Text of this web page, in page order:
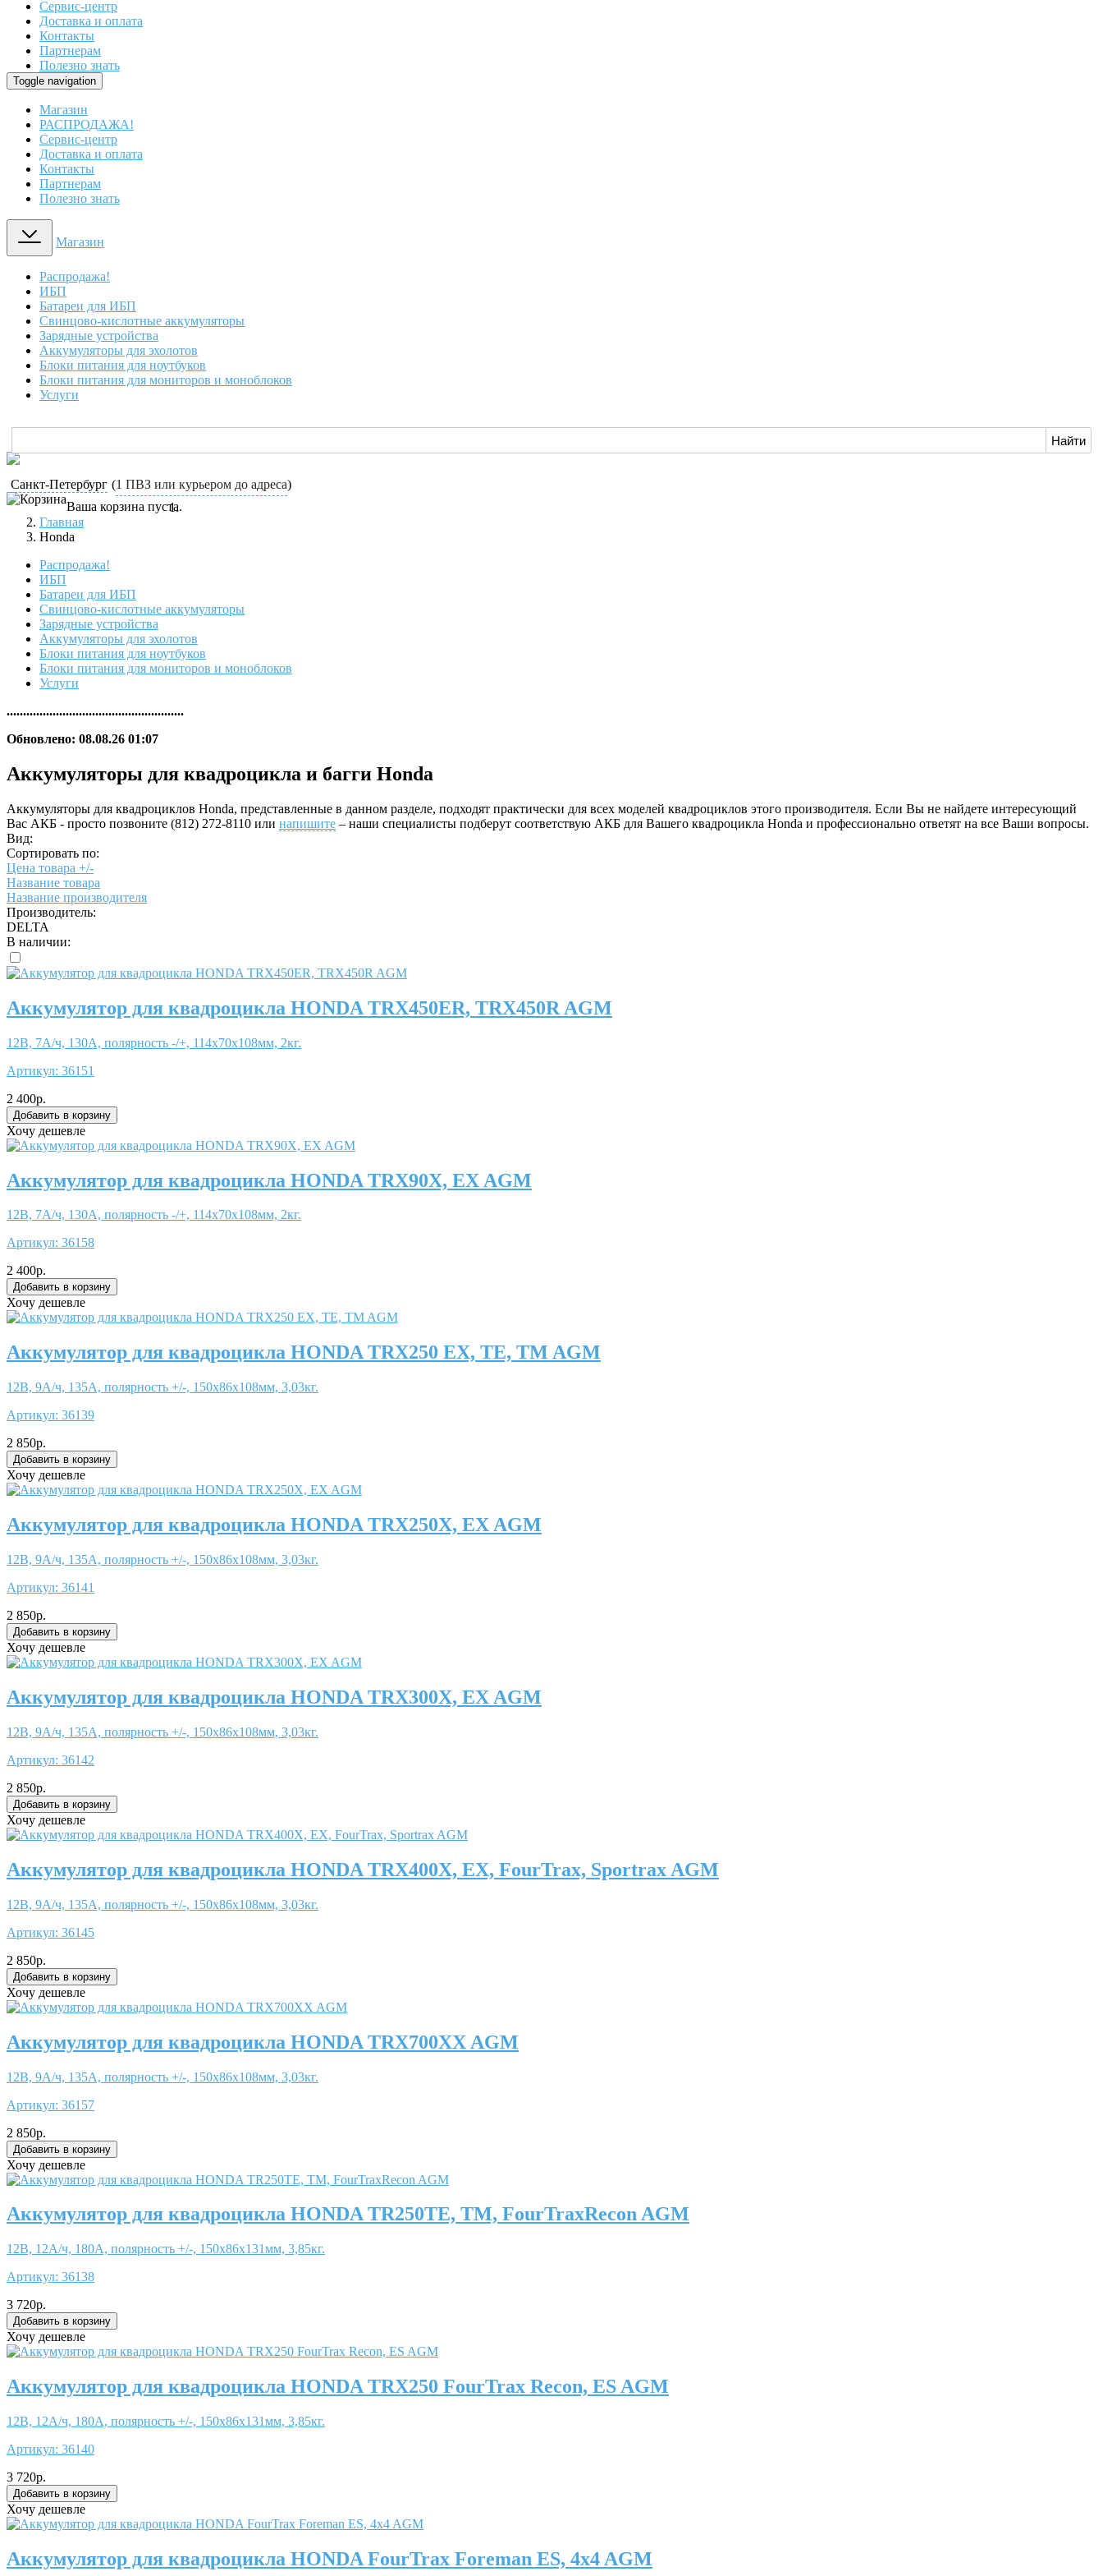
Сервис-центр
Доставка и оплата
Контакты
Партнерам
Полезно знать
Toggle navigation
Магазин
РАСПРОДАЖА!
Сервис-центр
Доставка и оплата
Контакты
Партнерам
Полезно знать
Магазин
Распродажа!
ИБП
Батареи для ИБП
Свинцово-кислотные аккумуляторы
Зарядные устройства
Аккумуляторы для эхолотов
Блоки питания для ноутбуков
Блоки питания для мониторов и моноблоков
Услуги
Санкт-Петербург (1 ПВЗ или курьером до адреса)
Ваша корзина пуста.
Главная
Honda
Распродажа!
ИБП
Батареи для ИБП
Свинцово-кислотные аккумуляторы
Зарядные устройства
Аккумуляторы для эхолотов
Блоки питания для ноутбуков
Блоки питания для мониторов и моноблоков
Услуги
......................................................
Обновлено: 08.08.26 01:07
Аккумуляторы для квадроцикла и багги Honda
Аккумуляторы для квадроциклов Honda, представленные в данном разделе, подходят практически для всех моделей квадроциклов этого производителя. Если Вы не найдете интересующий
Вас АКБ - просто позвоните (812) 272-8110 или напишите – наши специалисты подберут соответствую АКБ для Вашего квадроцикла Honda и профессионально ответят на все Ваши вопросы.
Вид:
Сортировать по:
Цена товара +/-
Название товара
Название производителя
Производитель:
DELTA
В наличии:
Аккумулятор для квадроцикла HONDA TRX450ER, TRX450R AGM
12В, 7А/ч, 130А, полярность -/+, 114x70x108мм, 2кг.
Артикул: 36151
2 400р.
Хочу дешевле
Аккумулятор для квадроцикла HONDA TRX90X, EX AGM
12В, 7А/ч, 130А, полярность -/+, 114x70x108мм, 2кг.
Артикул: 36158
2 400р.
Хочу дешевле
Аккумулятор для квадроцикла HONDA TRX250 EX, ТЕ, TM AGM
12В, 9А/ч, 135А, полярность +/-, 150x86x108мм, 3,03кг.
Артикул: 36139
2 850р.
Хочу дешевле
Аккумулятор для квадроцикла HONDA TRX250X, EX AGM
12В, 9А/ч, 135А, полярность +/-, 150x86x108мм, 3,03кг.
Артикул: 36141
2 850р.
Хочу дешевле
Аккумулятор для квадроцикла HONDA TRX300X, EX AGM
12В, 9А/ч, 135А, полярность +/-, 150x86x108мм, 3,03кг.
Артикул: 36142
2 850р.
Хочу дешевле
Аккумулятор для квадроцикла HONDA TRX400X, EX, FourTrax, Sportrax AGM
12В, 9А/ч, 135А, полярность +/-, 150x86x108мм, 3,03кг.
Артикул: 36145
2 850р.
Хочу дешевле
Аккумулятор для квадроцикла HONDA TRX700XX AGM
12В, 9А/ч, 135А, полярность +/-, 150x86x108мм, 3,03кг.
Артикул: 36157
2 850р.
Хочу дешевле
Аккумулятор для квадроцикла HONDA TR250TE, TM, FourTraxRecon AGM
12В, 12А/ч, 180А, полярность +/-, 150x86x131мм, 3,85кг.
Артикул: 36138
3 720р.
Хочу дешевле
Аккумулятор для квадроцикла HONDA TRX250 FourTrax Recon, ES AGM
12В, 12А/ч, 180А, полярность +/-, 150x86x131мм, 3,85кг.
Артикул: 36140
3 720р.
Хочу дешевле
Аккумулятор для квадроцикла HONDA FourTrax Foreman ES, 4x4 AGM